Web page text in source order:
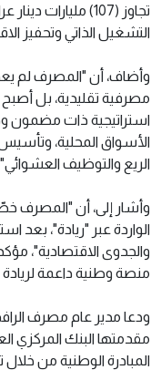
تجاوز (107)
التشغيل الذاتي وتحفيز
وأضاف، أن "المصرف لم
مصرفية تقليدية، بل أصبح
استراتيجية ذات مضمون
الأسواق المحلية،
الريع والتوظيف
وأشار إلى، أن "المصرف
الواردة عبر "ريادة"، بعد
والجدوى الاقتصادية"،
منصة وطنية داعمة لريادة
ودعا مدير عام مصرف
مقدمتها البنك المركزي
المبادرة الوطنية من